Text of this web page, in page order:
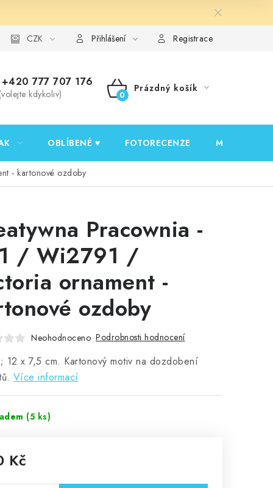
ochrany osobních údajů Ověřování recenzí
CZK Přihlášení Registrace
+420 777 707 176
(volejte kdykoliv)
NÁKUPNÍ
Prázdný košík
OBLÍBENÉ ♥️ FOTORECENZE MOJE
- kartonové ozdoby
Pracownia -
/ Wi2791 /
ornament -
ozdoby
Neohodnoceno Podrobnosti hodnocení
12 x 7,5 cm. Kartonový motiv na dozdobení
Více informací
(5 ks)
Kč